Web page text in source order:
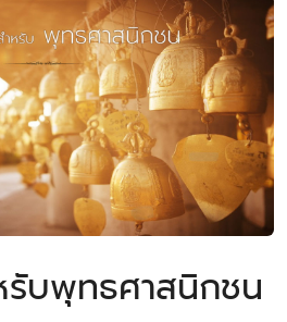
บพุทธศาสนิกชน